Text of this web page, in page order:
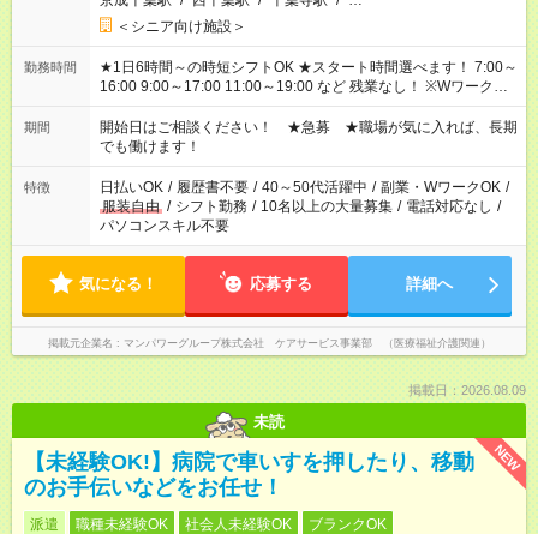
＜シニア向け施設＞
勤務時間
★1日6時間～の時短シフトOK ★スタート時間選べます！ 7:00～
16:00 9:00～17:00 11:00～19:00 など 残業なし！ ※Wワークの
場合、他のお仕事と合わせ週40時間超の就業はご案内できませ
ん ※法令に基づき、週20時間以上勤務は社会保険への加入対象
となります ※労働者派遣法（日雇い派遣の原則禁止）により、
短時間・短期間の就業はご案内が難しい場合があります
期間
開始日はご相談ください！ ★急募 ★職場が気に入れば、長期
でも働けます！
特徴 日払いOK / 履歴書不要 / 40～50代活躍中 / 副業・WワークOK /
服装自由 / シフト勤務 / 10名以上の大量募集 / 電話対応なし /
パソコンスキル不要
気になる！ 応募する 詳細へ
掲載元企業名 マンパワーグループ株式会社 ケアサービス事業部 （医療福祉介護関連）
掲載日：2026.08.09
未読
NEW
【未経験OK!】病院で車いすを押したり、移動
のお手伝いなどをお任せ！
派遣 職種未経験OK 社会人未経験OK
ブランクOK